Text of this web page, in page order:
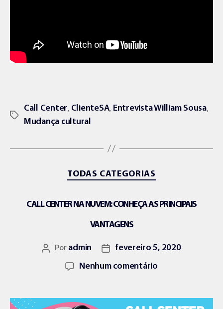
Call Center, ClienteSA, Entrevista William Sousa,
Mudança cultural
TODAS CATEGORIAS
CALL CENTER NA NUVEM: CONHEÇA AS PRINCIPAIS
VANTAGENS
Por admin
fevereiro 5, 2020
Nenhum comentário